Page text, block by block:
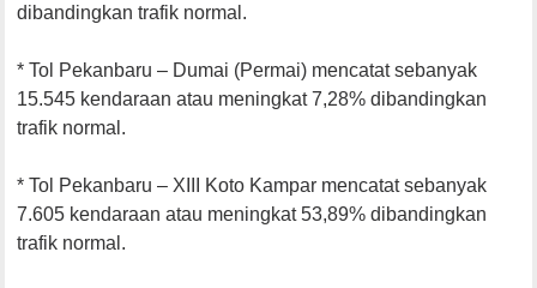
dibandingkan trafik normal.
* Tol Pekanbaru – Dumai (Permai) mencatat sebanyak
15.545 kendaraan atau meningkat 7,28% dibandingkan
trafik normal.
* Tol Pekanbaru – XIII Koto Kampar mencatat sebanyak
7.605 kendaraan atau meningkat 53,89% dibandingkan
trafik normal.